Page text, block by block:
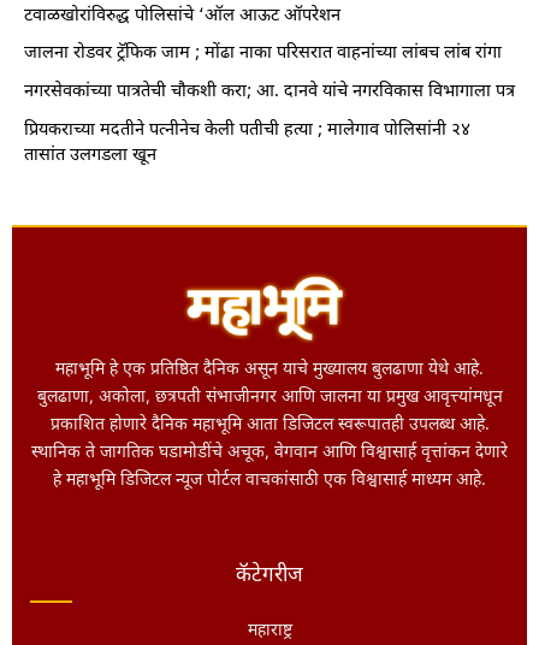
टवाळखोरांविरुद्ध पोलिसांचे ‘ऑल आऊट ऑपरेशन
जालना रोडवर ट्रॅफिक जाम ; मोंढा नाका परिसरात वाहनांच्या लांबच लांब रांगा
नगरसेवकांच्या पात्रतेची चौकशी करा; आ. दानवे यांचे नगरविकास विभागाला पत्र
प्रियकराच्या मदतीने पत्नीनेच केली पतीची हत्या ; मालेगाव पोलिसांनी २४
तासांत उलगडला खून
महाभूमि हे एक प्रतिष्ठित दैनिक असून याचे मुख्यालय बुलढाणा येथे आहे.
बुलढाणा, अकोला, छत्रपती संभाजीनगर आणि जालना या प्रमुख आवृत्त्यांमधून
प्रकाशित होणारे दैनिक महाभूमि आता डिजिटल स्वरूपातही उपलब्ध आहे.
स्थानिक ते जागतिक घडामोडींचे अचूक, वेगवान आणि विश्वासार्ह वृत्तांकन देणारे
हे महाभूमि डिजिटल न्यूज पोर्टल वाचकांसाठी एक विश्वासार्ह माध्यम आहे.
कॅटेगरीज
महाराष्ट्र